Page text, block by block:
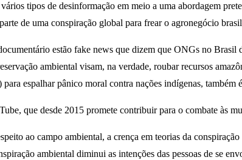
tipos de desinformação em meio a uma abordagem
de uma conspiração global para frear o agronegócio
estão fake news que dizem que ONGs no
ambiental visam, na verdade, roubar recursos
espalhar pânico moral contra nações indígenas, também
que desde 2015 promete contribuir para o combate às
ao campo ambiental, a crença em teorias da
ambiental diminui as intenções das pessoas de se